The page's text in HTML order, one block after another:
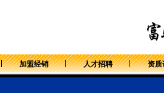
加盟经销 人才招聘 资质